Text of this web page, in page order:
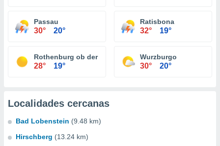
Passau
30° 20°
Ratisbona
32° 19°
Rothenburg ob der Tauber
28° 19°
Wurzburgo
30° 20°
Localidades cercanas
Bad Lobenstein (9.48 km)
Hirschberg (13.24 km)